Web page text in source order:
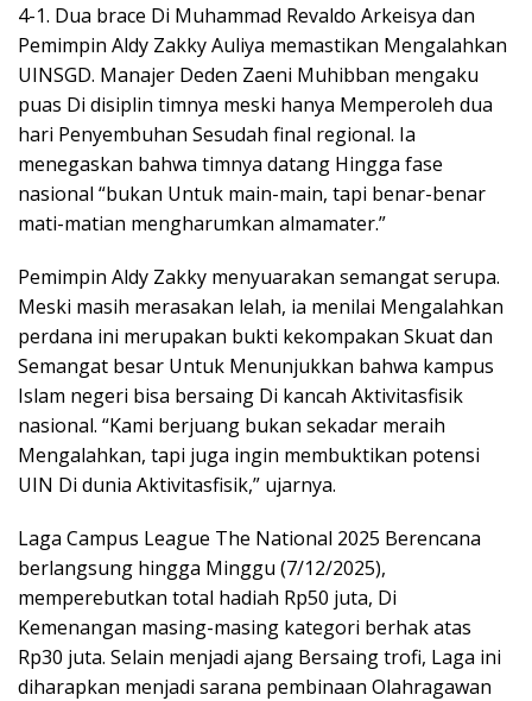
4-1. Dua brace Di Muhammad Revaldo Arkeisya dan
Pemimpin Aldy Zakky Auliya memastikan Mengalahkan
UINSGD. Manajer Deden Zaeni Muhibban mengaku
puas Di disiplin timnya meski hanya Memperoleh dua
hari Penyembuhan Sesudah final regional. Ia
menegaskan bahwa timnya datang Hingga fase
nasional “bukan Untuk main-main, tapi benar-benar
mati-matian mengharumkan almamater.”
Pemimpin Aldy Zakky menyuarakan semangat serupa.
Meski masih merasakan lelah, ia menilai Mengalahkan
perdana ini merupakan bukti kekompakan Skuat dan
Semangat besar Untuk Menunjukkan bahwa kampus
Islam negeri bisa bersaing Di kancah Aktivitasfisik
nasional. “Kami berjuang bukan sekadar meraih
Mengalahkan, tapi juga ingin membuktikan potensi
UIN Di dunia Aktivitasfisik,” ujarnya.
Laga Campus League The National 2025 Berencana
berlangsung hingga Minggu (7/12/2025),
memperebutkan total hadiah Rp50 juta, Di
Kemenangan masing-masing kategori berhak atas
Rp30 juta. Selain menjadi ajang Bersaing trofi, Laga ini
diharapkan menjadi sarana pembinaan Olahragawan